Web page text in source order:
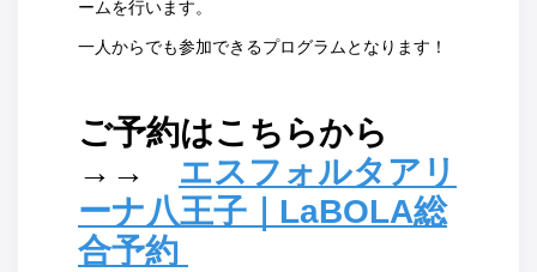
ームを行います。
一人からでも参加できるプログラムとなります！
ご予約はこちらから
→→ エスフォルタアリ
ーナ八王子｜LaBOLA総
合予約